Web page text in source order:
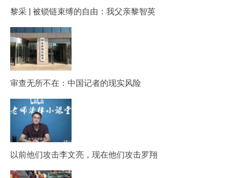
黎采 | 被锁链束缚的自由：我父亲黎智英
审查无所不在：中国记者的现实风险
以前他们攻击李文亮，现在他们攻击罗翔